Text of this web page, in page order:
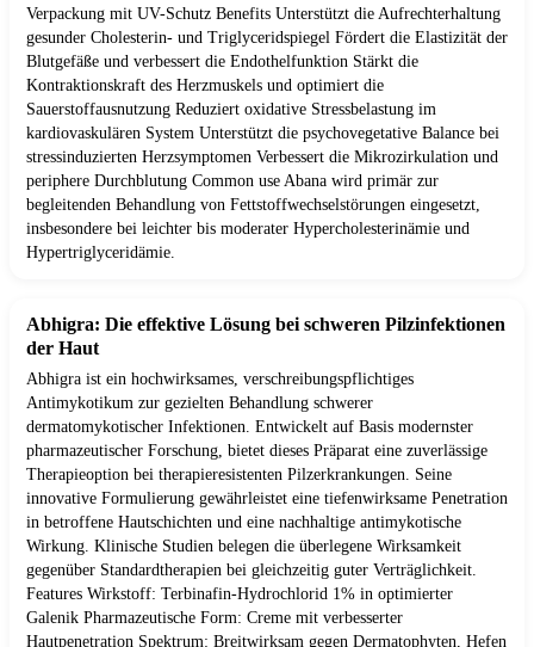
Verpackung mit UV-Schutz Benefits Unterstützt die Aufrechterhaltung
gesunder Cholesterin- und Triglyceridspiegel Fördert die Elastizität der
Blutgefäße und verbessert die Endothelfunktion Stärkt die
Kontraktionskraft des Herzmuskels und optimiert die
Sauerstoffausnutzung Reduziert oxidative Stressbelastung im
kardiovaskulären System Unterstützt die psychovegetative Balance bei
stressinduzierten Herzsymptomen Verbessert die Mikrozirkulation und
periphere Durchblutung Common use Abana wird primär zur
begleitenden Behandlung von Fettstoffwechselstörungen eingesetzt,
insbesondere bei leichter bis moderater Hypercholesterinämie und
Hypertriglyceridämie.
Abhigra: Die effektive Lösung bei schweren Pilzinfektionen
der Haut
Abhigra ist ein hochwirksames, verschreibungspflichtiges
Antimykotikum zur gezielten Behandlung schwerer
dermatomykotischer Infektionen. Entwickelt auf Basis modernster
pharmazeutischer Forschung, bietet dieses Präparat eine zuverlässige
Therapieoption bei therapieresistenten Pilzerkrankungen. Seine
innovative Formulierung gewährleistet eine tiefenwirksame Penetration
in betroffene Hautschichten und eine nachhaltige antimykotische
Wirkung. Klinische Studien belegen die überlegene Wirksamkeit
gegenüber Standardtherapien bei gleichzeitig guter Verträglichkeit.
Features Wirkstoff: Terbinafin-Hydrochlorid 1% in optimierter
Galenik Pharmazeutische Form: Creme mit verbesserter
Hautpenetration Spektrum: Breitwirksam gegen Dermatophyten, Hefen